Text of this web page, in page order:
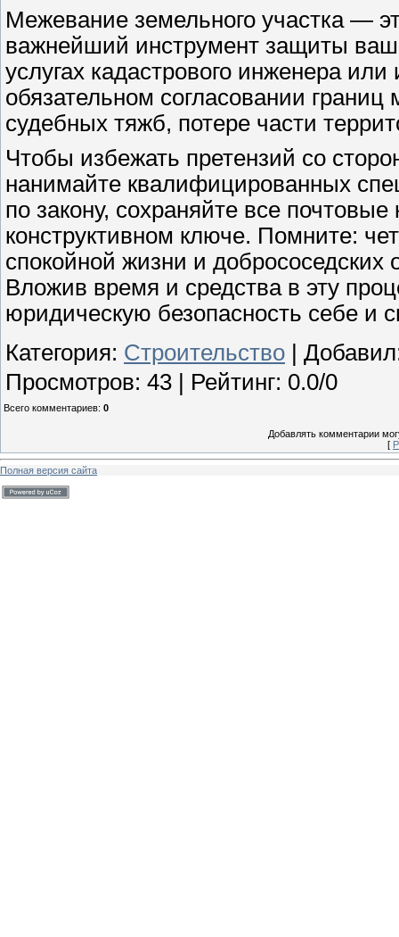
Межевание земельного участка —
важнейший инструмент защиты
услугах кадастрового инженера
обязательном согласовании
судебных тяжб, потере части
Чтобы избежать претензий со
нанимайте квалифицированных
по закону, сохраняйте все
конструктивном ключе. Помните:
спокойной жизни и
Вложив время и средства в эту
юридическую безопасность себе и
Категория: Строительство Добавил
Просмотров: 43 Рейтинг: 0.0/0
Всего комментариев: 0
Добавлять комментарии
[
Полная версия сайта